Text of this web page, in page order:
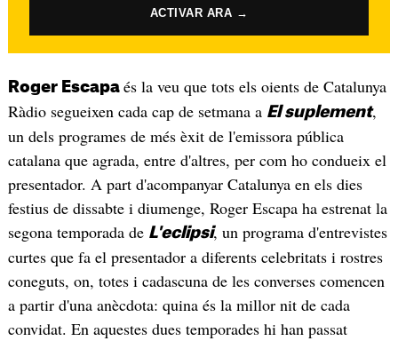
ACTIVAR ARA →
Roger Escapa és la veu que tots els oients de Catalunya
Ràdio segueixen cada cap de setmana a El suplement,
un dels programes de més èxit de l'emissora pública
catalana que agrada, entre d'altres, per com ho condueix el
presentador. A part d'acompanyar Catalunya en els dies
festius de dissabte i diumenge, Roger Escapa ha estrenat la
segona temporada de L'eclipsi, un programa d'entrevistes
curtes que fa el presentador a diferents celebritats i rostres
coneguts, on, totes i cadascuna de les converses comencen
a partir d'una anècdota: quina és la millor nit de cada
convidat. En aquestes dues temporades hi han passat